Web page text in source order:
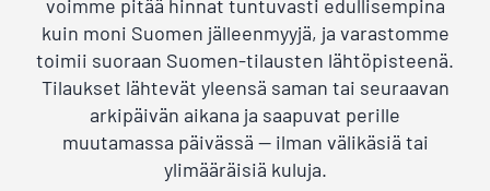
voimme pitää hinnat tuntuvasti edullisempina
kuin moni Suomen jälleenmyyjä, ja varastomme
toimii suoraan Suomen-tilausten lähtöpisteenä.
Tilaukset lähtevät yleensä saman tai seuraavan
arkipäivän aikana ja saapuvat perille
muutamassa päivässä — ilman välikäsiä tai
ylimääräisiä kuluja.